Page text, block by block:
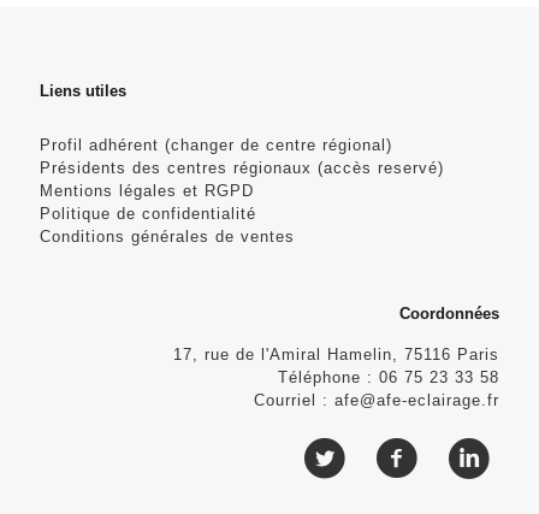
Liens utiles
Profil adhérent (changer de centre régional)
Présidents des centres régionaux (accès reservé)
Mentions légales et RGPD
Politique de confidentialité
Conditions générales de ventes
Coordonnées
17, rue de l'Amiral Hamelin, 75116 Paris
Téléphone : 06 75 23 33 58
Courriel : afe@afe-eclairage.fr